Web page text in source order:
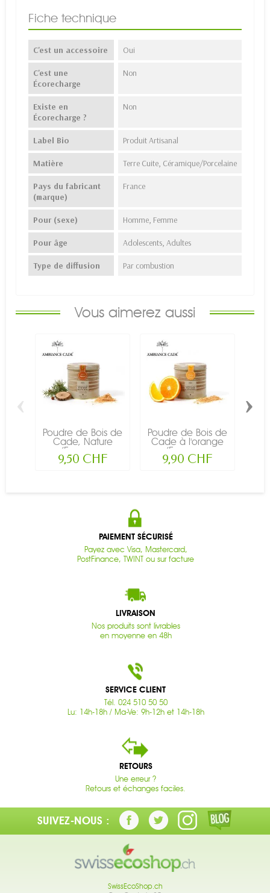
Fiche technique
C'est un accessoire Oui
C'est une
Écorecharge
Non
Existe en
Écorecharge ?
Non
Label Bio Produit Artisanal
Matière Terre Cuite, Céramique/Porcelaine
Pays du fabricant
(marque)
France
Pour (sexe) Homme, Femme
Pour âge Adolescents, Adultes
Type de diffusion Par combustion
Vous aimerez aussi
Poudre de Bois de
Cade, Nature
(Encens...
9,50 CHF
Poudre de Bois de
Cade à l'orange
(Encens...
9,90 CHF
‹ ›
PAIEMENT SÉCURISÉ
Payez avec Visa, Mastercard,
PostFinance, TWINT ou sur facture
LIVRAISON
Nos produits sont livrables
en moyenne en 48h
SERVICE CLIENT
Tél. 024 510 50 50
Lu: 14h-18h / Ma-Ve: 9h-12h et 14h-18h
RETOURS
Une erreur ?
Retours et échanges faciles.
SUIVEZ-NOUS :
SwissEcoShop.ch